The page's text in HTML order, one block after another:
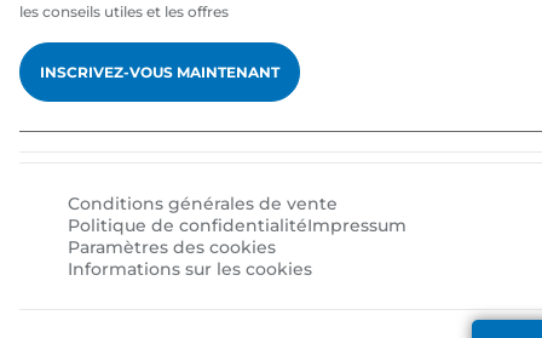
les conseils utiles et les offres
INSCRIVEZ-VOUS MAINTENANT
Conditions générales de vente
Politique de confidentialitéImpressum
Paramètres des cookies
Informations sur les cookies